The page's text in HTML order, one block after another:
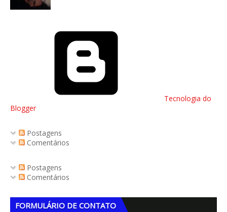
Tecnologia do
Blogger
Postagens
Comentários
Postagens
Comentários
FORMULÁRIO DE CONTATO